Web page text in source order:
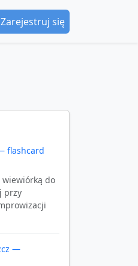
Zarejestruj się
flashcard
wiewiórką do
przy
—